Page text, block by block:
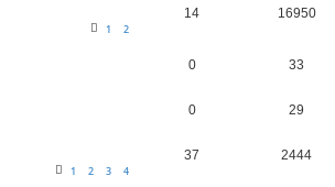
1 2
14 16950
0 33
0 29
1 2 3 4
37 2444